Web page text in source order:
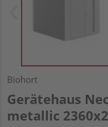
Biohort
Gerätehaus
metallic